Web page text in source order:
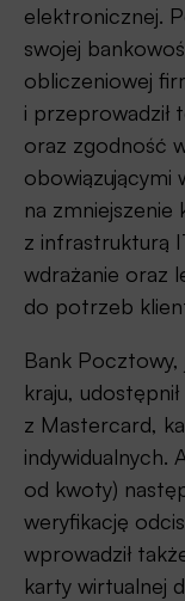
elektronicznej.
swojej
obliczeniowej
i przeprowadził
oraz zgodność
obowiązującymi
na zmniejszenie
z infrastrukturą
wdrażanie oraz
do potrzeb
Bank Pocztowy,
kraju,
z Mastercard,
indywidualnych.
od kwoty)
weryfikację
wprowadził
karty wirtualnej